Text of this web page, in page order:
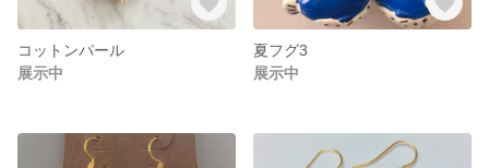
コットンパール
展示中
夏フグ3
展示中